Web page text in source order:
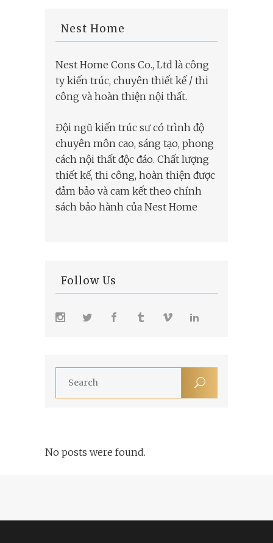
Nest Home
Nest Home Cons Co., Ltd là công
ty kiến trúc, chuyên thiết kế / thi
công và hoàn thiện nội thất.
Đội ngũ kiến trúc sư có trình độ
chuyên môn cao, sáng tạo, phong
cách nội thất độc đáo. Chất lượng
thiết kế, thi công, hoàn thiện được
đảm bảo và cam kết theo chính
sách bảo hành của Nest Home
Follow Us
No posts were found.